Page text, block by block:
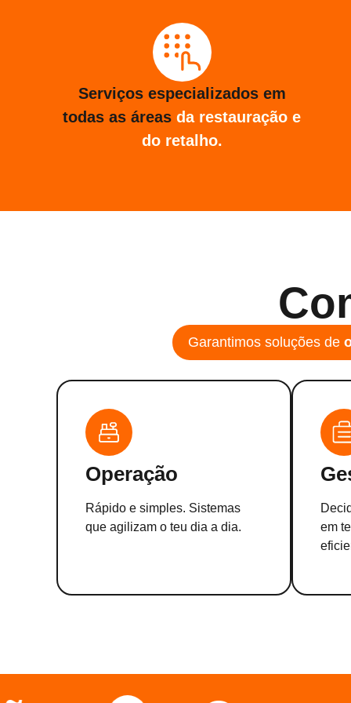
Serviços especializados em
todas as áreas da restauração e
do retalho.
Garantimos soluções de
Operação
Rápido e simples. Sistemas
que agilizam o teu dia a dia.
em